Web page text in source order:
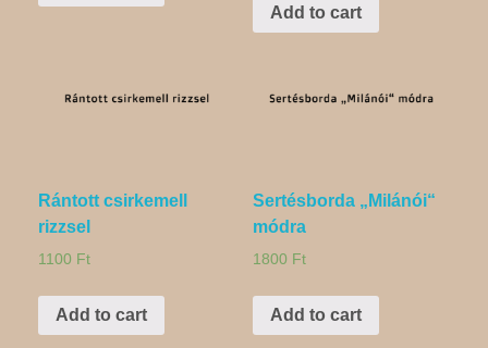
Add to cart
Rántott csirkemell
rizzsel
1100 Ft
Add to cart
Sertésborda „Milánói“
módra
1800 Ft
Add to cart